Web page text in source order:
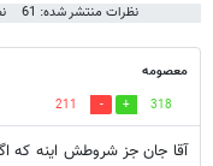
نظرات منتشر شده: 61
معصومه
318
211
آقا جان جز شروطش اینه که